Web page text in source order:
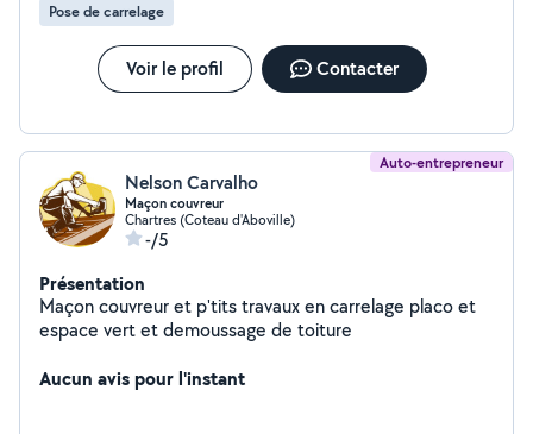
Pose de carrelage
Voir le profil Contacter
Auto-entrepreneur
Nelson Carvalho
Maçon couvreur
Chartres (Coteau d'Aboville)
-/5
Présentation
Maçon couvreur et p'tits travaux en carrelage placo et
espace vert et demoussage de toiture
Aucun avis pour l'instant